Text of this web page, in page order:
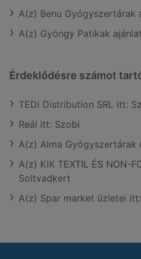
A(z) Benu Gyógyszertárak
A(z) Gyöngy Patikak
Érdeklődésre számot
TEDi Distribution SRL itt:
Reál itt: Szobi
A(z) Alma Gyógyszertárak
A(z) KiK TEXTIL ÉS NON-
Soltvadkert
A(z) Spar market üzletei